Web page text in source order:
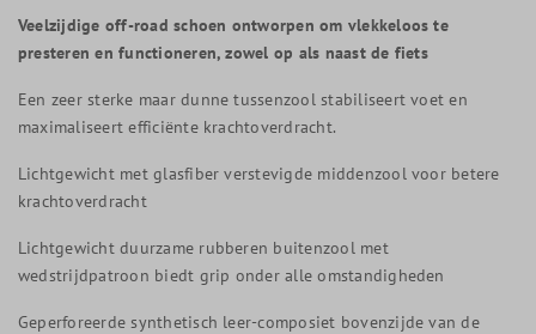
Veelzijdige off-road schoen ontworpen om vlekkeloos te
presteren en functioneren, zowel op als naast de fiets
Een zeer sterke maar dunne tussenzool stabiliseert voet en
maximaliseert efficiënte krachtoverdracht.
Lichtgewicht met glasfiber verstevigde middenzool voor betere
krachtoverdracht
Lichtgewicht duurzame rubberen buitenzool met
wedstrijdpatroon biedt grip onder alle omstandigheden
Geperforeerde synthetisch leer-composiet bovenzijde van de